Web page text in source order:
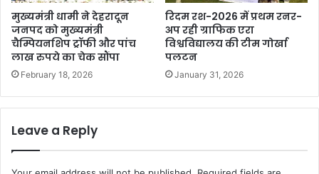
मुख्यमंत्री धामी ने देहरादून
जनपद को मुख्यमंत्री
चैम्पियनशिप ट्रॉफी और पांच
लाख रुपये का चेक सौंपा
February 18, 2026
रिदम रश-2026 में प्रथम रनर-
अप रही ग्राफिक एरा
विश्वविद्यालय की टीम गोर्खा
पलटन
January 31, 2026
Leave a Reply